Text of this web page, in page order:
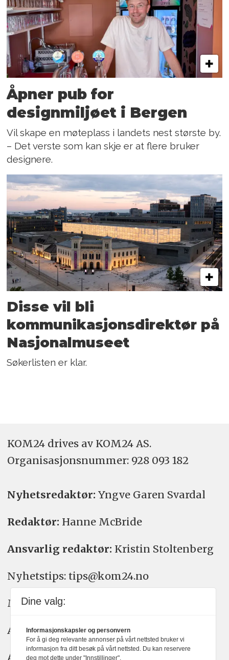
Åpner pub for
designmiljøet i Bergen
Vil skape en møteplass i landets nest største by.
– Det verste som kan skje er at flere bruker
designere.
Disse vil bli
kommunikasjons­direktør på
Nasjonalmuseet
Søkerlisten er klar.
KOM24 drives av KOM24 AS.
Organisasjons­nummer: 928 093 182
Nyhetsredaktør: Yngve Garen Svardal
Redaktør: Hanne McBride
Ansvarlig redaktør: Kristin Stoltenberg
Nyhetstips: tips@kom24.no
Meninger: meninger@kom24.no
Annonse: annonse@watchmedia.no
Abonnement:kom24@watchmedia.no
Dine valg:
Informasjonskapsler og personvern
For å gi deg relevante annonser på vårt nettsted bruker vi
informasjon fra ditt besøk på vårt nettsted. Du kan reservere
deg mot dette under "Innstillinger".